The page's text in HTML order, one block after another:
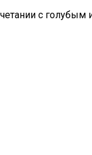
с голубым